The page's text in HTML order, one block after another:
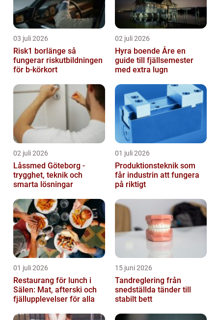
03 juli 2026
Risk1 borlänge så
fungerar riskutbildningen
för b-körkort
02 juli 2026
Hyra boende Åre en
guide till fjällsemester
med extra lugn
02 juli 2026
Låssmed Göteborg -
trygghet, teknik och
smarta lösningar
01 juli 2026
Produktionsteknik som
får industrin att fungera
på riktigt
01 juli 2026
Restaurang för lunch i
Sälen: Mat, afterski och
fjällupplevelser för alla
15 juni 2026
Tandreglering från
snedställda tänder till
stabilt bett